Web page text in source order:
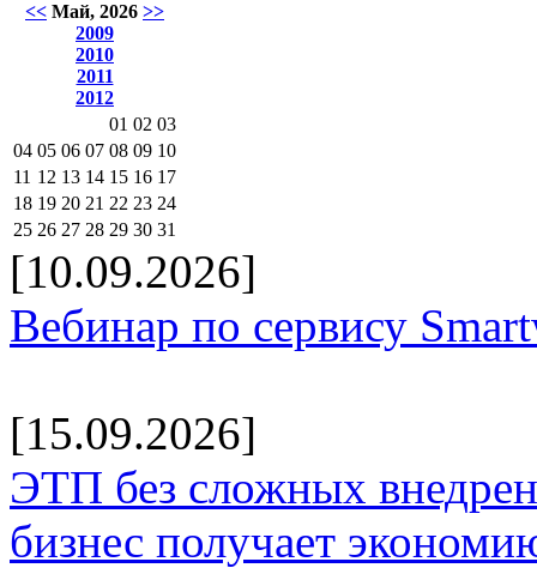
<< Май, 2026 >>
2009
2010
2011
2012
01 02 03
04 05 06 07 08 09 10
11 12 13 14 15 16 17
18 19 20 21 22 23 24
25 26 27 28 29 30 31
[10.09.2026]
Вебинар по сервису
[15.09.2026]
ЭТП без сложных
бизнес получает